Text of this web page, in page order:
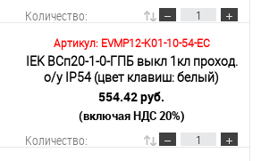
Количество:
В корзину
Подробнее
Артикул: EVMP12-K01-10-54-EC
IEK ВСп20-1-0-ГПБ выкл 1кл проход.
о/у IP54 (цвет клавиш: белый)
ГЕРМЕС PLUS
554.42 руб.
(включая НДС 20%)
Количество: